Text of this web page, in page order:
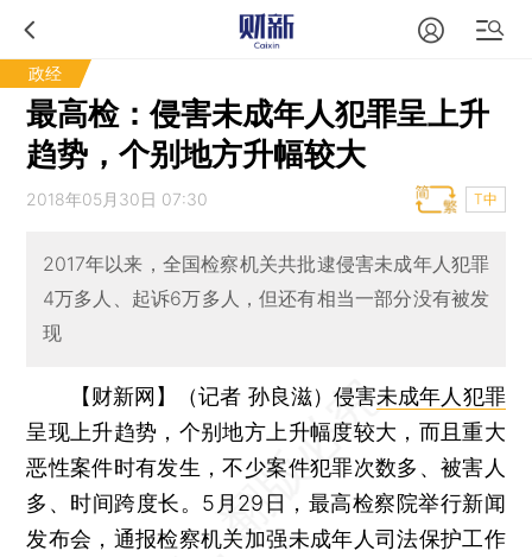
政经
最高检：侵害未成年人犯罪呈上升
趋势，个别地方升幅较大
2018年05月30日 07:30 T中
2017年以来，全国检察机关共批逮侵害未成年人犯罪
4万多人、起诉6万多人，但还有相当一部分没有被发
现
【财新网】（记者 孙良滋） 侵害未成年人犯罪
呈现上升趋势，个别地方上升幅度较大，而且重大
恶性案件时有发生，不少案件犯罪次数多、被害人
多、时间跨度长。5月29日，最高检察院举行新闻
发布会，通报检察机关加强未成年人司法保护工作